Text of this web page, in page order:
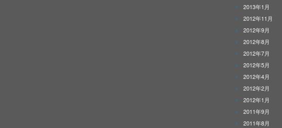
2013年1月
2012年11月
2012年9月
2012年8月
2012年7月
2012年5月
2012年4月
2012年2月
2012年1月
2011年9月
2011年8月